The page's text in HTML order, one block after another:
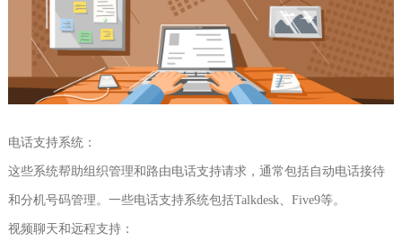
电话支持系统：
这些系统帮助组织管理和路由电话支持请求，通常包括自动电话接待
和分机号码管理。一些电话支持系统包括Talkdesk、Five9等。
视频聊天和远程支持：